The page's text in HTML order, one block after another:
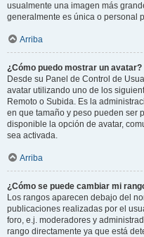
usualmente una imagen más
generalmente es única o personal
Arriba
¿Cómo puedo mostrar un avatar?
Desde su Panel de Control de
avatar utilizando uno de los
Remoto o Subida. Es la
en que tamaño y peso pueden ser
disponible la opción de avatar,
sea activada.
Arriba
¿Cómo se puede cambiar mi
Los rangos aparecen debajo del
publicaciones realizadas por el
foro, e.j. moderadores y
rango directamente ya que está